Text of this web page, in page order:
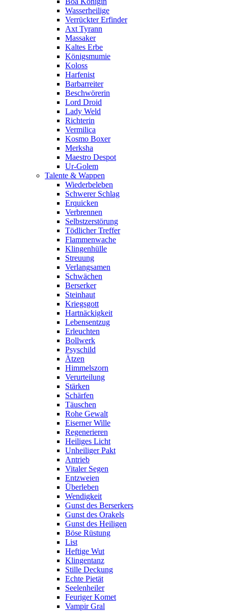
Wasserheilige
Verrückter Erfinder
Axt Tyrann
Massaker
Kaltes Erbe
Königsmumie
Koloss
Harfenist
Barbarreiter
Beschwörerin
Lord Droid
Lady Weld
Richterin
Vermilica
Kosmo Boxer
Merksha
Maestro Despot
Ur-Golem
Talente & Wappen
Wiederbeleben
Schwerer Schlag
Erquicken
Verbrennen
Selbstzerstörung
Tödlicher Treffer
Flammenwache
Klingenhülle
Streuung
Verlangsamen
Schwächen
Berserker
Steinhaut
Kriegsgott
Hartnäckigkeit
Lebensentzug
Erleuchten
Bollwerk
Psyschild
Ätzen
Himmelszorn
Verurteilung
Stärken
Schärfen
Täuschen
Rohe Gewalt
Eiserner Wille
Regenerieren
Heiliges Licht
Unheiliger Pakt
Antrieb
Vitaler Segen
Entzweien
Überleben
Wendigkeit
Gunst des Berserkers
Gunst des Orakels
Gunst des Heiligen
Böse Rüstung
List
Heftige Wut
Klingentanz
Stille Deckung
Echte Pietät
Seelenheiler
Feuriger Komet
Vampir Gral